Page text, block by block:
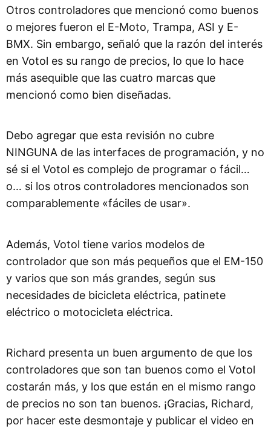
Otros controladores que mencionó como buenos
o mejores fueron el E-Moto, Trampa, ASI y E-
BMX. Sin embargo, señaló que la razón del interés
en Votol es su rango de precios, lo que lo hace
más asequible que las cuatro marcas que
mencionó como bien diseñadas.
Debo agregar que esta revisión no cubre
NINGUNA de las interfaces de programación, y no
sé si el Votol es complejo de programar o fácil…
o… si los otros controladores mencionados son
comparablemente «fáciles de usar».
Además, Votol tiene varios modelos de
controlador que son más pequeños que el EM-150
y varios que son más grandes, según sus
necesidades de bicicleta eléctrica, patinete
eléctrico o motocicleta eléctrica.
Richard presenta un buen argumento de que los
controladores que son tan buenos como el Votol
costarán más, y los que están en el mismo rango
de precios no son tan buenos. ¡Gracias, Richard,
por hacer este desmontaje y publicar el video en